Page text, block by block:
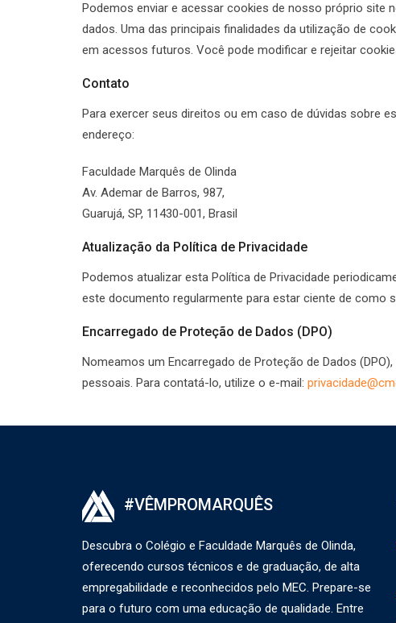
Podemos enviar e acessar cookies de nosso próprio site
dados. Uma das principais finalidades da utilização de
em acessos futuros. Você pode modificar e rejeitar
Contato
Para exercer seus direitos ou em caso de dúvidas sobre
endereço:
Faculdade Marquês de Olinda
Av. Ademar de Barros, 987,
Guarujá, SP, 11430-001, Brasil
Atualização da Política de Privacidade
Podemos atualizar esta Política de Privacidade
este documento regularmente para estar ciente de como
Encarregado de Proteção de Dados (DPO)
Nomeamos um Encarregado de Proteção de Dados
pessoais. Para contatá-lo, utilize o e-mail:
#VÊMPROMARQUÊS
Descubra o Colégio e Faculdade Marquês de Olinda,
oferecendo cursos técnicos e de graduação, de alta
empregabilidade e reconhecidos pelo MEC. Prepare-se
para o futuro com uma educação de qualidade. Entre